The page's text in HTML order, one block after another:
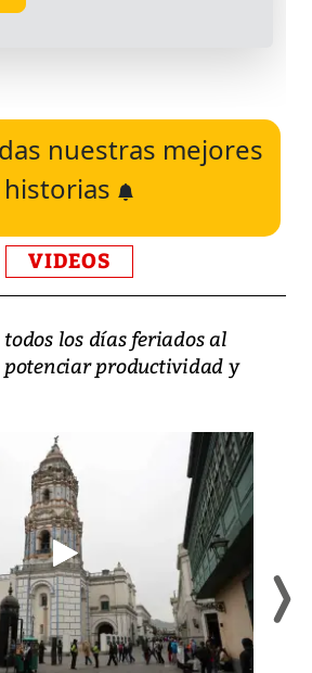
nuestras mejores
historias
VIDEOS
los días feriados al
productividad y